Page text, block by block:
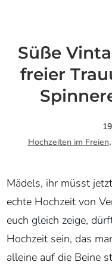
Süße
freier
Hochzeiten im Freien,
Mädels, ihr müsst
echte Hochzeit von
euch gleich zeige,
Hochzeit sein, das
alleine auf die Beine